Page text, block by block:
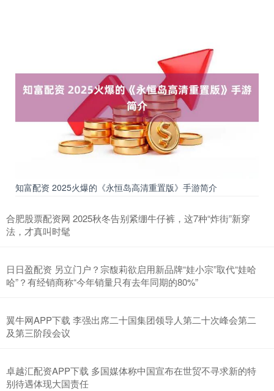
知富配资 2025火爆的《永恒岛高清重置版》手游简介
合肥股票配资网 2025秋冬告别紧绷牛仔裤，这7种“炸街”新穿
法，才真叫时髦
日日盈配资 另立门户？宗馥莉欲启用新品牌“娃小宗”取代“娃哈
哈”？有经销商称“今年销量只有去年同期的80%”
翼牛网APP下载 李强出席二十国集团领导人第二十次峰会第二
及第三阶段会议
卓越汇配资APP下载 多国媒体称中国宣布在世贸不寻求新的特
别待遇体现大国责任